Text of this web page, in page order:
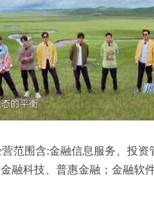
范围含:金融信息服务、投
融科技、普惠金融；金融